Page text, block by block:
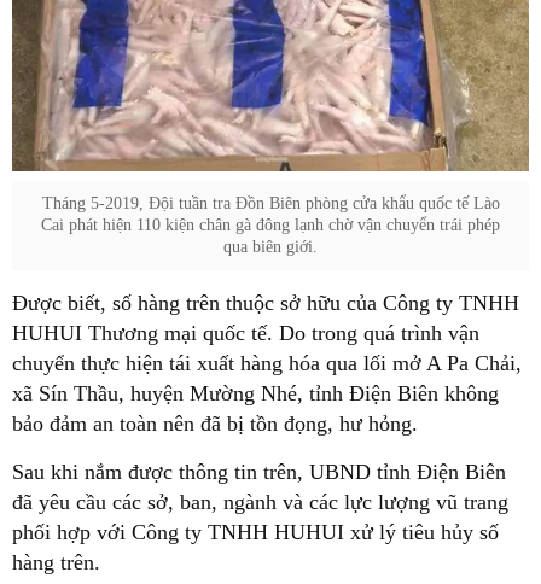
Tháng 5-2019, Đội tuần tra Đồn Biên phòng cửa khẩu quốc tế Lào
Cai phát hiện 110 kiện chân gà đông lạnh chờ vận chuyển trái phép
qua biên giới.
Được biết, số hàng trên thuộc sở hữu của Công ty TNHH
HUHUI Thương mại quốc tế. Do trong quá trình vận
chuyển thực hiện tái xuất hàng hóa qua lối mở A Pa Chải,
xã Sín Thầu, huyện Mường Nhé, tỉnh Điện Biên không
bảo đảm an toàn nên đã bị tồn đọng, hư hỏng.
Sau khi nắm được thông tin trên, UBND tỉnh Điện Biên
đã yêu cầu các sở, ban, ngành và các lực lượng vũ trang
phối hợp với Công ty TNHH HUHUI xử lý tiêu hủy số
hàng trên.